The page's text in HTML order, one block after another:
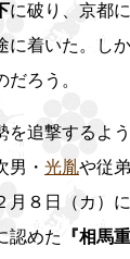
に破り、京都
に着いた。し
だろう。
追撃するよ
男・ 光胤や従
月８日（カ）に
認めた
『相馬